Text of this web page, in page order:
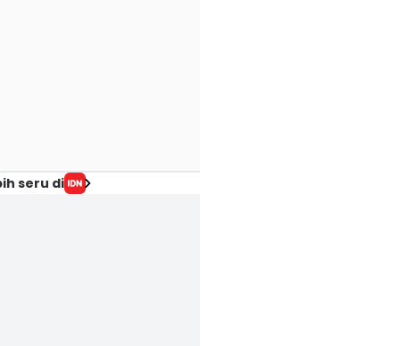
seru di